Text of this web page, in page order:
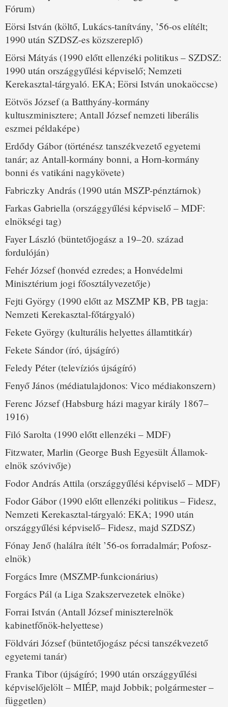
Fórum)
Eörsi István (költő, Lukács-tanítvány, ’56-os elítélt;
1990 után SZDSZ-es közszereplő)
Eörsi Mátyás (1990 előtt ellenzéki politikus – SZDSZ:
1990 után országgyűlési képviselő; Nemzeti
Kerekasztal-tárgyaló. EKA; Eörsi István unokaöccse)
Eötvös József (a Batthyány-kormány
kultuszminisztere; Antall József nemzeti liberális
eszmei példaképe)
Erdődy Gábor (történész tanszékvezető egyetemi
tanár; az Antall-kormány bonni, a Horn-kormány
bonni és vatikáni nagykövete)
Fabriczky András (1990 után MSZP-pénztárnok)
Farkas Gabriella (országgyűlési képviselő – MDF:
elnökségi tag)
Fayer László (büntetőjogász a 19–20. század
fordulóján)
Fehér József (honvéd ezredes; a Honvédelmi
Minisztérium jogi főosztályvezetője)
Fejti György (1990 előtt az MSZMP KB, PB tagja:
Nemzeti Kerekasztal-főtárgyaló)
Fekete György (kulturális helyettes államtitkár)
Fekete Sándor (író, újságíró)
Feledy Péter (televíziós újságíró)
Fenyő János (médiatulajdonos: Vico médiakonszern)
Ferenc József (Habsburg házi magyar király 1867–
1916)
Filó Sarolta (1990 előtt ellenzéki – MDF)
Fitzwater, Marlin (George Bush Egyesült Államok-
elnök szóvivője)
Fodor András Attila (országgyűlési képviselő – MDF)
Fodor Gábor (1990 előtt ellenzéki politikus – Fidesz,
Nemzeti Kerekasztal-tárgyaló: EKA; 1990 után
országgyűlési képviselő– Fidesz, majd SZDSZ)
Fónay Jenő (halálra ítélt ’56-os forradalmár; Pofosz-
elnök)
Forgács Imre (MSZMP-funkcionárius)
Forgács Pál (a Liga Szakszervezetek elnöke)
Forrai István (Antall József miniszterelnök
kabinetfőnök-helyettese)
Földvári József (büntetőjogász pécsi tanszékvezető
egyetemi tanár)
Franka Tibor (újságíró; 1990 után országgyűlési
képviselőjelölt – MIÉP, majd Jobbik; polgármester –
független)